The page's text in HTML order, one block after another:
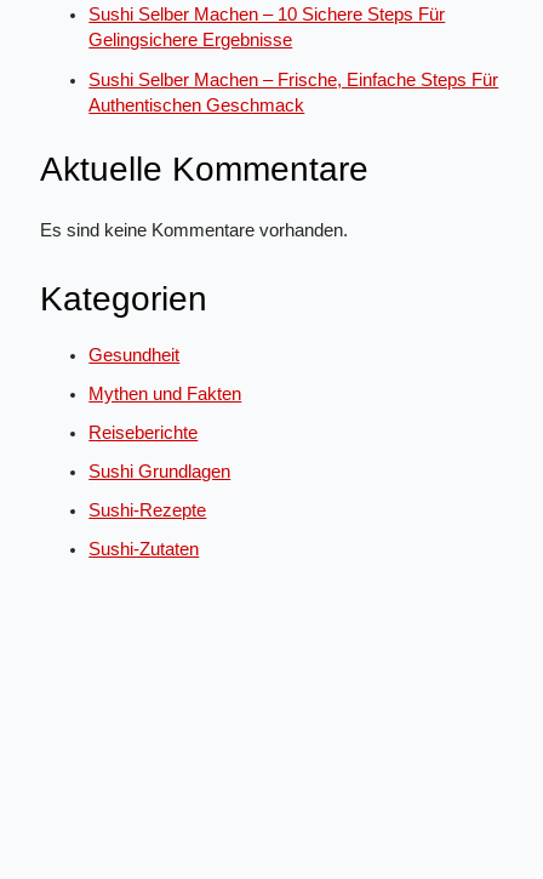
Sushi Selber Machen – 10 Sichere Steps Für
Gelingsichere Ergebnisse
Sushi Selber Machen – Frische, Einfache Steps Für
Authentischen Geschmack
Aktuelle Kommentare
Es sind keine Kommentare vorhanden.
Kategorien
Gesundheit
Mythen und Fakten
Reiseberichte
Sushi Grundlagen
Sushi-Rezepte
Sushi-Zutaten